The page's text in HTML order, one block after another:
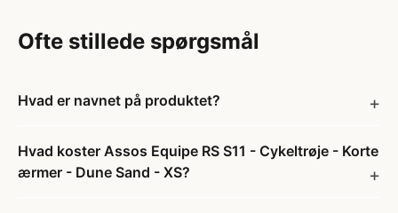
Ofte stillede spørgsmål
Hvad er navnet på produktet?
Hvad koster Assos Equipe RS S11 - Cykeltrøje - Korte
ærmer - Dune Sand - XS?